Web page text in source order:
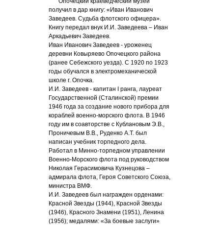
получил в дар книгу: «Иван Иванович
Заведеев. Судьба флотского офицера».
Книгу передал внук И.И. Заведеева – Иван
Аркадьевич Заведеев.
Иван Иванович Заведеев - уроженец
деревни Ковыряево Опочецкого района
(ранее Себежского уезда). С 1920 по 1923
годы обучался в электромеханической
школе г. Опочка.
И.И. Заведеев - капитан I ранга, лауреат
Государственной (Сталинской) премии
1946 года за создание нового прибора для
кораблей военно-морского флота. В 1946
году им в соавторстве с Кублановым Э.В.,
Проничевым В.В., Руденко А.Т. был
написан учебник торпедного дела.
Работал в Минно-торпедном управлении
Военно-Морского флота под руководством
Николая Герасимовича Кузнецова –
адмирала флота, Героя Советского Союза,
министра ВМФ.
И.И. Заведеев был награжден орденами:
Красной Звезды (1944), Красной Звезды
(1946), Красного Знамени (1951), Ленина
(1956); медалями: «За боевые заслуги»